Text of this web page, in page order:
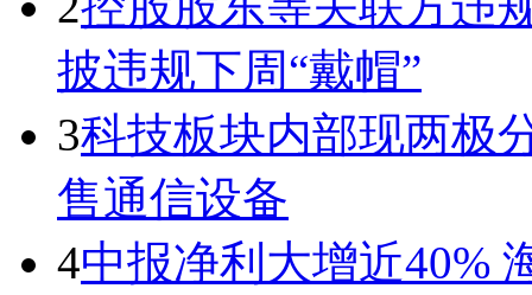
披违规下周“戴帽”
3科技板块内部现两极
售通信设备
4中报净利大增近40%